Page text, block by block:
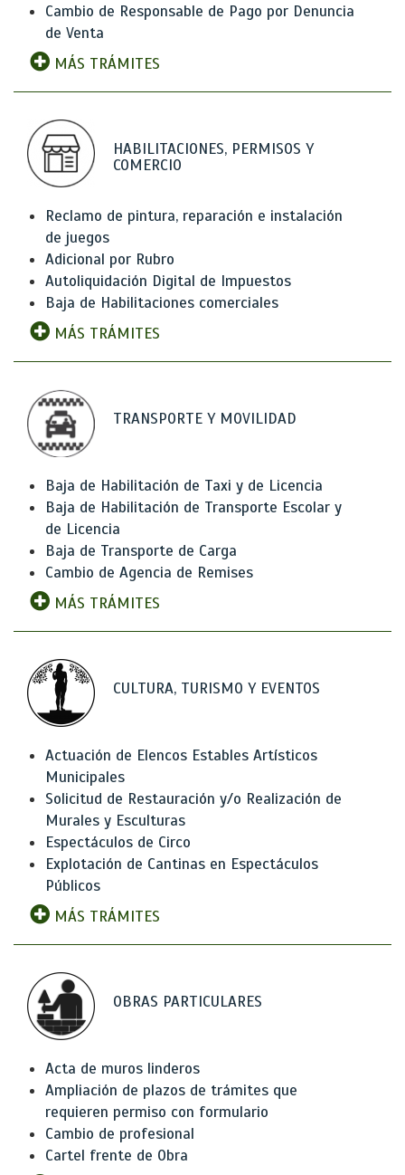
Cambio de Responsable de Pago por Denuncia
de Venta
MÁS TRÁMITES
HABILITACIONES, PERMISOS Y
COMERCIO
Reclamo de pintura, reparación e instalación
de juegos
Adicional por Rubro
Autoliquidación Digital de Impuestos
Baja de Habilitaciones comerciales
MÁS TRÁMITES
TRANSPORTE Y MOVILIDAD
Baja de Habilitación de Taxi y de Licencia
Baja de Habilitación de Transporte Escolar y
de Licencia
Baja de Transporte de Carga
Cambio de Agencia de Remises
MÁS TRÁMITES
CULTURA, TURISMO Y EVENTOS
Actuación de Elencos Estables Artísticos
Municipales
Solicitud de Restauración y/o Realización de
Murales y Esculturas
Espectáculos de Circo
Explotación de Cantinas en Espectáculos
Públicos
MÁS TRÁMITES
OBRAS PARTICULARES
Acta de muros linderos
Ampliación de plazos de trámites que
requieren permiso con formulario
Cambio de profesional
Cartel frente de Obra